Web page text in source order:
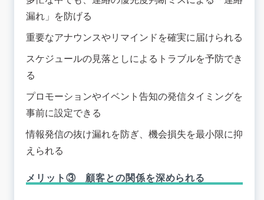
漏れ」を防げる
重要なアナウンスやリマインドを確実に届けられる
スケジュールの見落としによるトラブルを予防でき
る
プロモーションやイベント告知の発信タイミングを
事前に設定できる
情報発信の抜け漏れを防ぎ、機会損失を最小限に抑
えられる
メリット③ 顧客との関係を深められる